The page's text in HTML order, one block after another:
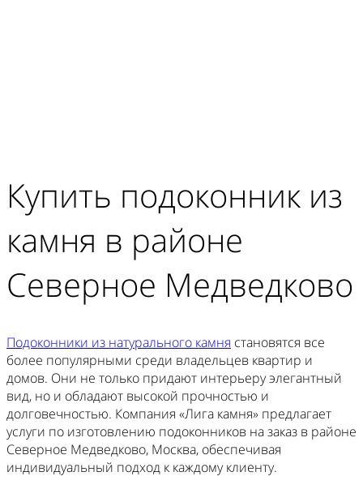
Купить подоконник из
камня в районе
Северное Медведково
Подоконники из натурального камня становятся все
более популярными среди владельцев квартир и
домов. Они не только придают интерьеру элегантный
вид, но и обладают высокой прочностью и
долговечностью. Компания «Лига камня» предлагает
услуги по изготовлению подоконников на заказ в районе
Северное Медведково, Москва, обеспечивая
индивидуальный подход к каждому клиенту.